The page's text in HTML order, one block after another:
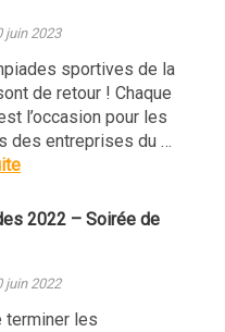
juin 2023
sportives de la
de retour ! Chaque
l’occasion pour les
des entreprises du …
2022 – Soirée de
juin 2022
les